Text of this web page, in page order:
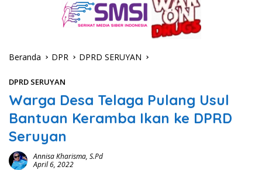
Beranda DPR DPRD SERUYAN
DPRD SERUYAN
Warga Desa Telaga Pulang Usul
Bantuan Keramba Ikan ke DPRD
Seruyan
Annisa Kharisma, S.Pd
April 6, 2022